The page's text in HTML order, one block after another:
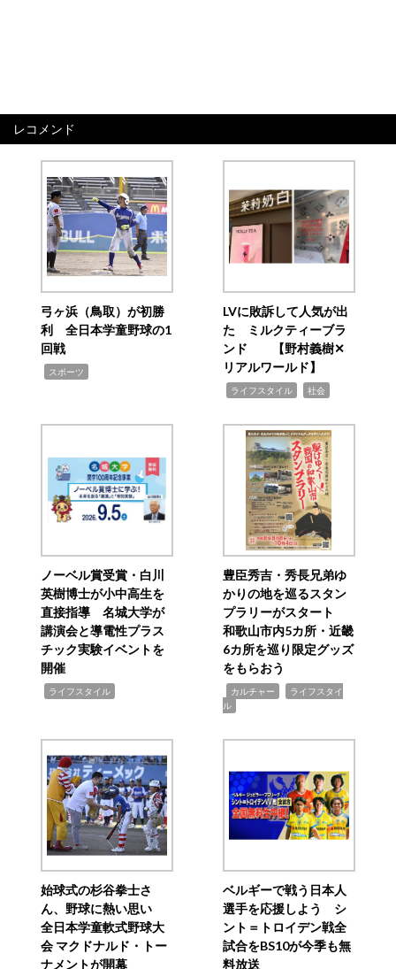
レコメンド
弓ヶ浜（鳥取）が初勝
利 全日本学童野球の1
回戦
スポーツ
LVに敗訴して人気が出
た ミルクティーブラ
ンド 【野村義樹✕
リアルワールド】
ライフスタイル 社会
ノーベル賞受賞・白川
英樹博士が小中高生を
直接指導 名城大学が
講演会と導電性プラス
チック実験イベントを
開催
ライフスタイル
豊臣秀吉・秀長兄弟ゆ
かりの地を巡るスタン
プラリーがスタート
和歌山市内5カ所・近畿
6カ所を巡り限定グッズ
をもらおう
カルチャー
ライフスタイ
ル
始球式の杉谷拳士さ
ん、野球に熱い思い
全日本学童軟式野球大
会 マクドナルド・トー
ナメントが開幕
ベルギーで戦う日本人
選手を応援しよう シ
ント＝トロイデン戦全
試合をBS10が今季も無
料放送